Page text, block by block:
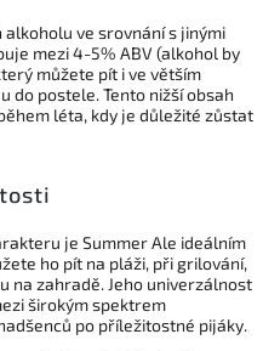
alkoholu ve srovnání s jinými
mezi 4-5% ABV (alkohol by
můžete pít i ve větším
do postele. Tento nižší obsah
léta, kdy je důležité zůstat
je Summer Ale ideálním
ho pít na pláži, při grilování,
na zahradě. Jeho univerzálnost
širokým spektrem
po příležitostné pijáky.